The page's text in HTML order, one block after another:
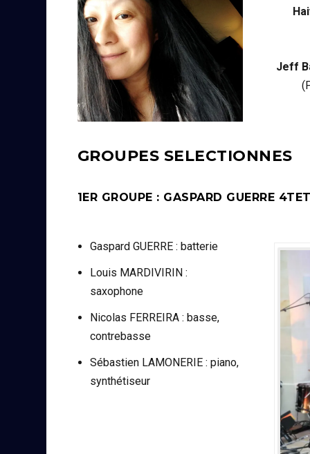
Jeff
GROUPES SELECTIONNES
1ER GROUPE : GASPARD GUERRE
Gaspard GUERRE : batterie
Louis MARDIVIRIN :
saxophone
Nicolas FERREIRA : basse,
contrebasse
Sébastien LAMONERIE : piano,
synthétiseur